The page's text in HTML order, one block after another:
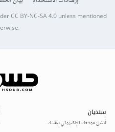
CC BY-NC-SA 4.0unless mentioned